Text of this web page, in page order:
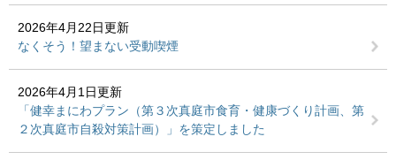
2026年4月22日更新
なくそう！望まない受動喫煙
2026年4月1日更新
「健幸まにわプラン（第３次真庭市食育・健康づくり計画、第
２次真庭市自殺対策計画）」を策定しました